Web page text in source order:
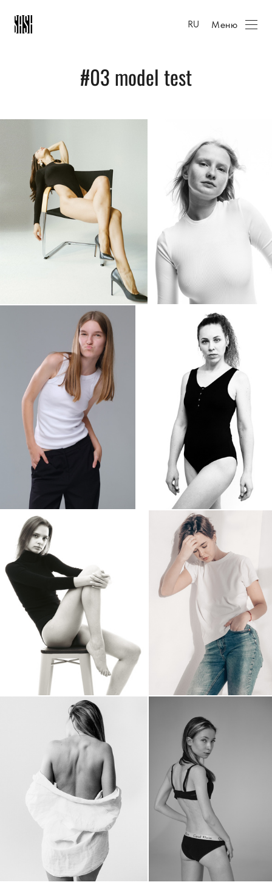
RU Меню
#03 model test